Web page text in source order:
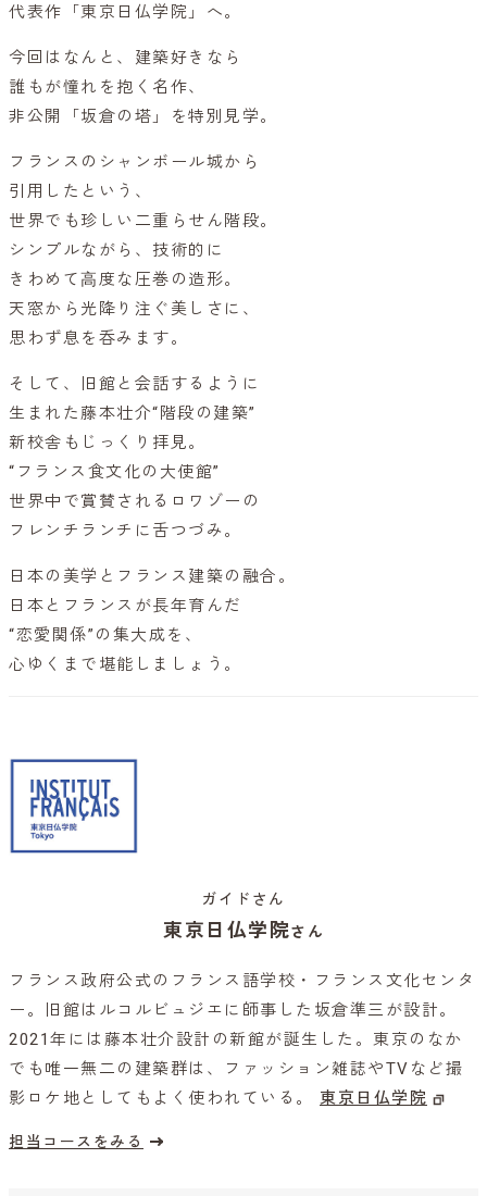
代表作「東京日仏学院」へ。
今回はなんと、建築好きなら
誰もが憧れを抱く名作、
非公開「坂倉の塔」を特別見学。
フランスのシャンボール城から
引用したという、
世界でも珍しい二重らせん階段。
シンプルながら、技術的に
きわめて⾼度な圧巻の造形。
天窓から光降り注ぐ美しさに、
思わず息を呑みます。
そして、旧館と会話するように
生まれた藤本壮介“階段の建築”
新校舎もじっくり拝見。
“フランス食文化の大使館”
世界中で賞賛されるロワゾーの
フレンチランチに舌つづみ。
日本の美学とフランス建築の融合。
日本とフランスが長年育んだ
“恋愛関係”の集大成を、
心ゆくまで堪能しましょう。
ガイドさん
東京日仏学院さん
フランス政府公式のフランス語学校・フランス文化センタ
ー。旧館はルコルビュジエに師事した坂倉準三が設計。
2021年には藤本壮介設計の新館が誕生した。東京のなか
でも唯一無二の建築群は、ファッション雑誌やTVなど撮
影ロケ地としてもよく使われている。 東京日仏学院
担当コースをみる